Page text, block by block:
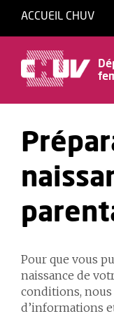
ACCUEIL CHUV
Pour que vous
naissance de
conditions, nous
d’informations